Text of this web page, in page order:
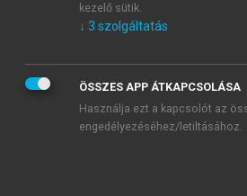
KIPRÓBÁLOM
kezelő sütik.
↓ 3 szolgáltatás
ÖSSZES APP ÁTKAPCSOLÁSA
Használja ezt a kapcsolót az
engedélyezéséhez/letiltásához.